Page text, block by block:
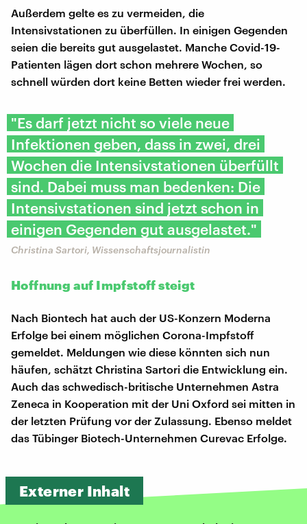
Außerdem gelte es zu vermeiden, die
Intensivstationen zu überfüllen. In einigen Gegenden
seien die bereits gut ausgelastet. Manche Covid-19-
Patienten lägen dort schon mehrere Wochen, so
schnell würden dort keine Betten wieder frei werden.
"Es darf jetzt nicht so viele neue
Infektionen geben, dass in zwei, drei
Wochen die Intensivstationen überfüllt
sind. Dabei muss man bedenken: Die
Intensivstationen sind jetzt schon in
einigen Gegenden gut ausgelastet."
Christina Sartori, Wissenschaftsjournalistin
Hoffnung auf Impfstoff steigt
Nach Biontech hat auch der US-Konzern Moderna
Erfolge bei einem möglichen Corona-Impfstoff
gemeldet. Meldungen wie diese könnten sich nun
häufen, schätzt Christina Sartori die Entwicklung ein.
Auch das schwedisch-britische Unternehmen Astra
Zeneca in Kooperation mit der Uni Oxford sei mitten in
der letzten Prüfung vor der Zulassung. Ebenso meldet
das Tübinger Biotech-Unternehmen Curevac Erfolge.
Externer Inhalt